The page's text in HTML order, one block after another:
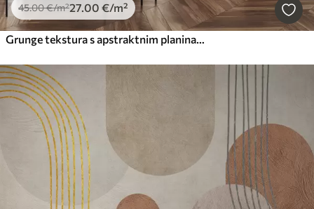
45.00€/m²27.00 €/m²
Grunge tekstura s apstraktnim planinama, bež boja, umjetnost na temu prirode